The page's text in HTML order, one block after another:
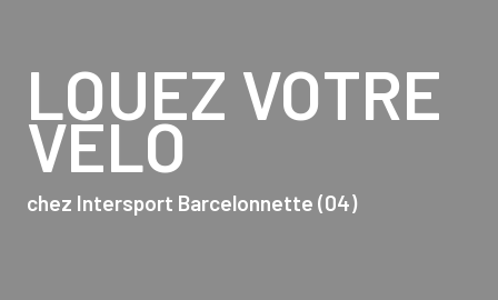
LOUEZ VOTRE
VÉLO
chez Intersport Barcelonnette (04)